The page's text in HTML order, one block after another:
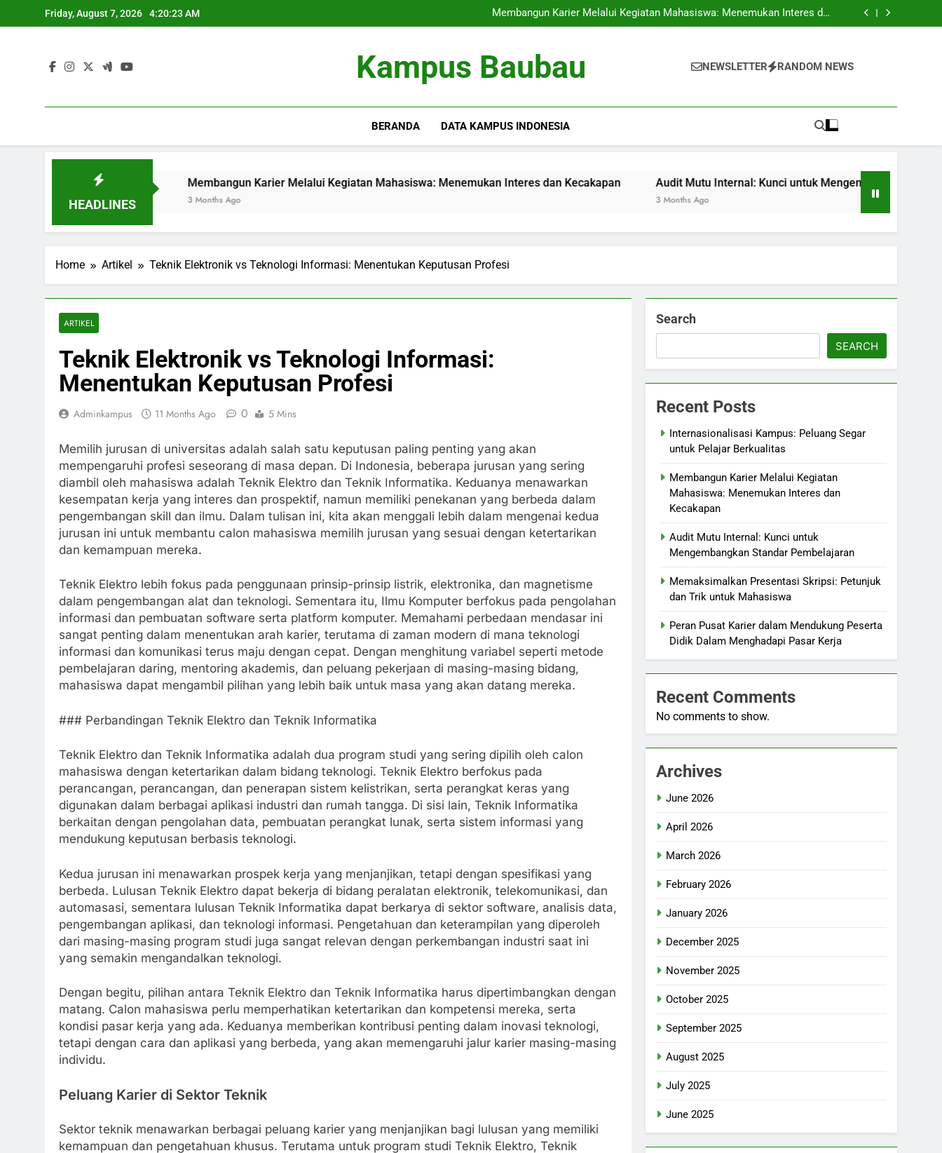
to
Friday, August 7, 2026 4:20:24 AM
Membangun Karier Melalui Kegiatan Mahasiswa: Menemukan Interes dan
Kecakapan
Audit Mutu Internal: Kunci untuk Mengembangkan Standar Pembelajaran
Membangun Karier Melalui Kegiatan Mahasiswa: Menemukan Interes dan
Audit Mutu Internal: Kunci untuk Mengembangkan Standar Pembelajaran
Kampus Baubau NEWSLETTER RANDOM NEWS
BERANDA DATA KAMPUS INDONESIA
HEADLINES
Membangun Karier Melalui Kegiatan Mahasiswa: Menemukan Interes dan Kecakapan
3 Months Ago
Audit Mutu Internal: Kunci untuk Mengembangkan Standar
Home Artikel Teknik Elektronik vs Teknologi Informasi: Menentukan Keputusan Profesi
ARTIKEL
Teknik Elektronik vs Teknologi Informasi:
Menentukan Keputusan Profesi
Adminkampus 11 Months Ago 0 5 Mins
Memilih jurusan di universitas adalah salah satu keputusan paling penting yang akan
mempengaruhi profesi seseorang di masa depan. Di Indonesia, beberapa jurusan yang sering
diambil oleh mahasiswa adalah Teknik Elektro dan Teknik Informatika. Keduanya menawarkan
kesempatan kerja yang interes dan prospektif, namun memiliki penekanan yang berbeda dalam
pengembangan skill dan ilmu. Dalam tulisan ini, kita akan menggali lebih dalam mengenai kedua
jurusan ini untuk membantu calon mahasiswa memilih jurusan yang sesuai dengan ketertarikan
dan kemampuan mereka.
Teknik Elektro lebih fokus pada penggunaan prinsip-prinsip listrik, elektronika, dan magnetisme
dalam pengembangan alat dan teknologi. Sementara itu, Ilmu Komputer berfokus pada pengolahan
informasi dan pembuatan software serta platform komputer. Memahami perbedaan mendasar ini
sangat penting dalam menentukan arah karier, terutama di zaman modern di mana teknologi
informasi dan komunikasi terus maju dengan cepat. Dengan menghitung variabel seperti metode
pembelajaran daring, mentoring akademis, dan peluang pekerjaan di masing-masing bidang,
mahasiswa dapat mengambil pilihan yang lebih baik untuk masa yang akan datang mereka.
### Perbandingan Teknik Elektro dan Teknik Informatika
Teknik Elektro dan Teknik Informatika adalah dua program studi yang sering dipilih oleh calon
mahasiswa dengan ketertarikan dalam bidang teknologi. Teknik Elektro berfokus pada
perancangan, perancangan, dan penerapan sistem kelistrikan, serta perangkat keras yang
digunakan dalam berbagai aplikasi industri dan rumah tangga. Di sisi lain, Teknik Informatika
berkaitan dengan pengolahan data, pembuatan perangkat lunak, serta sistem informasi yang
mendukung keputusan berbasis teknologi.
Kedua jurusan ini menawarkan prospek kerja yang menjanjikan, tetapi dengan spesifikasi yang
berbeda. Lulusan Teknik Elektro dapat bekerja di bidang peralatan elektronik, telekomunikasi, dan
automasasi, sementara lulusan Teknik Informatika dapat berkarya di sektor software, analisis data,
pengembangan aplikasi, dan teknologi informasi. Pengetahuan dan keterampilan yang diperoleh
dari masing-masing program studi juga sangat relevan dengan perkembangan industri saat ini
yang semakin mengandalkan teknologi.
Dengan begitu, pilihan antara Teknik Elektro dan Teknik Informatika harus dipertimbangkan dengan
matang. Calon mahasiswa perlu memperhatikan ketertarikan dan kompetensi mereka, serta
kondisi pasar kerja yang ada. Keduanya memberikan kontribusi penting dalam inovasi teknologi,
tetapi dengan cara dan aplikasi yang berbeda, yang akan memengaruhi jalur karier masing-masing
individu.
Peluang Karier di Sektor Teknik
Sektor teknik menawarkan berbagai peluang karier yang menjanjikan bagi lulusan yang memiliki
kemampuan dan pengetahuan khusus. Terutama untuk program studi Teknik Elektro, Teknik
Search
SEARCH
Recent Posts
Internasionalisasi Kampus: Peluang Segar
untuk Pelajar Berkualitas
Membangun Karier Melalui Kegiatan
Mahasiswa: Menemukan Interes dan
Kecakapan
Audit Mutu Internal: Kunci untuk
Mengembangkan Standar Pembelajaran
Memaksimalkan Presentasi Skripsi: Petunjuk
dan Trik untuk Mahasiswa
Peran Pusat Karier dalam Mendukung Peserta
Didik Dalam Menghadapi Pasar Kerja
Recent Comments
No comments to show.
Archives
June 2026
April 2026
March 2026
February 2026
January 2026
December 2025
November 2025
October 2025
September 2025
August 2025
July 2025
June 2025